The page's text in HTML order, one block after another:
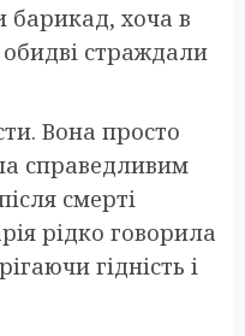
барикад, хоча в
страждали
Вона просто
справедливим
смерті
рідко говорила
гідність і